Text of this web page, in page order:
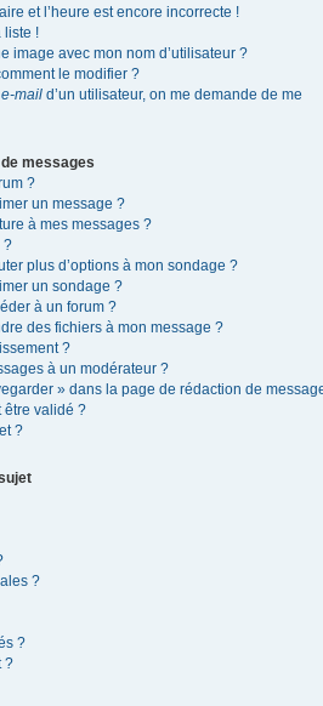
et l’heure est encore incorrecte !
liste !
image avec mon nom d’utilisateur ?
le modifier ?
e-mail d’un utilisateur, on me demande de me
messages
?
un message ?
à mes messages ?
?
plus d’options à mon sondage ?
un sondage ?
à un forum ?
des fichiers à mon message ?
?
à un modérateur ?
» dans la page de rédaction de
être validé ?
?
?
?
?